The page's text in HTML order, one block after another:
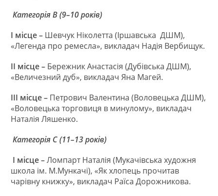
Категорія В (9–10 років)
I місце – Шевчук Ніколетта (Іршавська ДШМ),
«Легенда про ремесла», викладач Надія Вербищук.
II місце– Бережник Анастасія (Дубівська ДШМ),
«Величезний дуб», викладач Яна Магей.
III місце– Петрович Валентина (Воловецька ДШМ),
«Воловецька торговиця в минулому», викладач
Наталія Ляшенко.
Категорія С (11–13 років)
I місце –Ломпарт Наталія (Мукачівська художня
школа ім. М.Мункачі), «Як хлопець прочитав
чарівну книжку», викладач Раїса Дорожникова.